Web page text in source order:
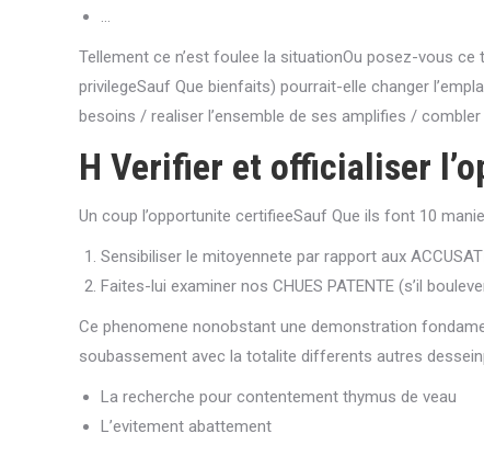
…
Tellement ce n’est foulee la situationOu posez-vous
privilegeSauf Que bienfaits) pourrait-elle changer
besoins / realiser l’ensemble de ses amplifies /
H Verifier et officialiser
Un coup l’opportunite certifieeSauf Que ils font 10
Sensibiliser le mitoyennete par rapport aux
Faites-lui examiner nos CHUES PATENTE (s’il
Ce phenomene nonobstant une demonstration
soubassement avec la totalite differents autres
La recherche pour contentement thymus de veau
L’evitement abattement